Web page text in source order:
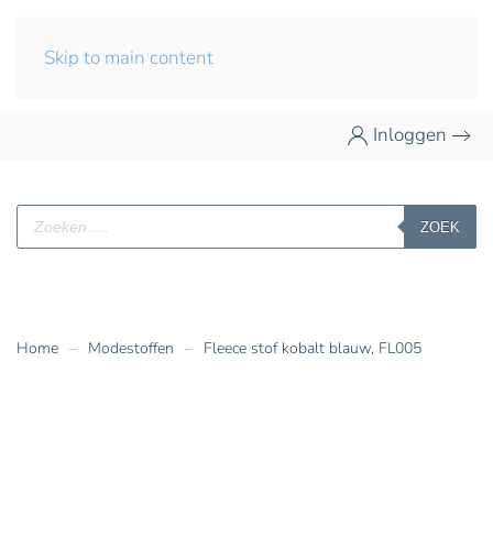
Skip to main content
Inloggen
Producten
zoeken
ZOEK
Home Modestoffen Fleece stof kobalt blauw, FL005